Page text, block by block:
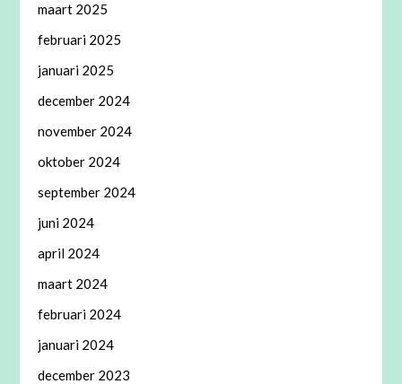
maart 2025
februari 2025
januari 2025
december 2024
november 2024
oktober 2024
september 2024
juni 2024
april 2024
maart 2024
februari 2024
januari 2024
december 2023